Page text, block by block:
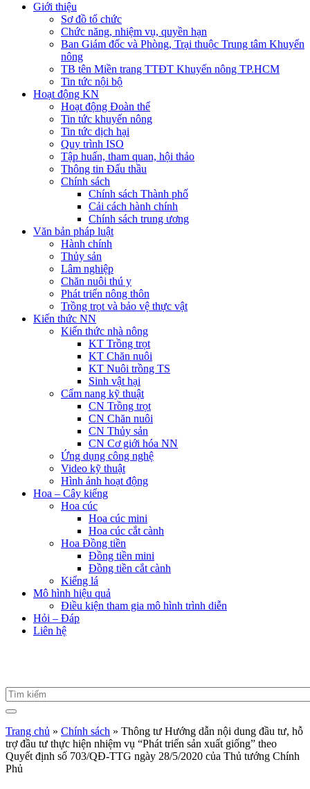
Giới thiệu
Sơ đồ tổ chức
Chức năng, nhiệm vụ, quyền hạn
Ban Giám đốc và Phòng, Trại thuộc Trung tâm Khuyến
nông
TB tên Miền trang TTĐT Khuyến nông TP.HCM
Tin tức nội bộ
Hoạt động KN
Hoạt động Đoàn thể
Tin tức khuyến nông
Tin tức dịch hại
Quy trình ISO
Tập huấn, tham quan, hội thảo
Thông tin Đấu thầu
Chính sách
Chính sách Thành phố
Cải cách hành chính
Chính sách trung ương
Văn bản pháp luật
Hành chính
Thủy sản
Lâm nghiệp
Chăn nuôi thú y
Phát triển nông thôn
Trồng trọt và bảo vệ thực vật
Kiến thức NN
Kiến thức nhà nông
KT Trồng trọt
KT Chăn nuôi
KT Nuôi trồng TS
Sinh vật hại
Cẩm nang kỹ thuật
CN Trồng trọt
CN Chăn nuôi
CN Thủy sản
CN Cơ giới hóa NN
Ứng dụng công nghệ
Video kỹ thuật
Hình ảnh hoạt động
Hoa – Cây kiểng
Hoa cúc
Hoa cúc mini
Hoa cúc cắt cành
Hoa Đồng tiền
Đồng tiền mini
Đồng tiền cắt cành
Kiểng lá
Mô hình hiệu quả
Điều kiện tham gia mô hình trình diễn
Hỏi – Đáp
Liên hệ
Trang chủ » Chính sách » Thông tư Hướng dẫn nội dung đầu tư, hỗ
trợ đầu tư thực hiện nhiệm vụ “Phát triển sản xuất giống” theo
Quyết định số 703/QĐ-TTG ngày 28/5/2020 của Thủ tướng Chính
Phủ